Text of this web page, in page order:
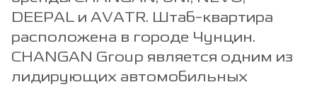
DEEPAL и AVATR. Штаб-квартира
расположена в городе Чунцин.
CHANGAN Group является одним из
лидирующих автомобильных